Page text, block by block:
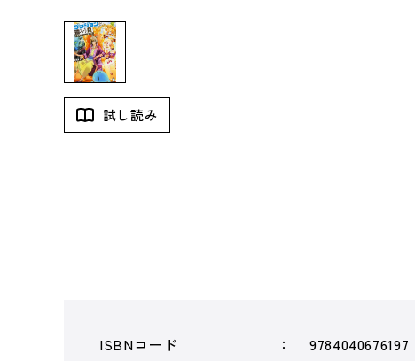
試し読み
ISBNコード
9784040676197